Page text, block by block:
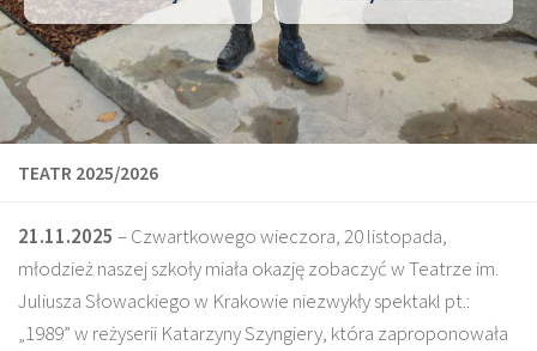
TEATR 2025/2026
21.11.2025 – Czwartkowego wieczora, 20 listopada,
młodzież naszej szkoły miała okazję zobaczyć w Teatrze im.
Juliusza Słowackiego w Krakowie niezwykły spektakl pt.:
„1989” w reżyserii Katarzyny Szyngiery, która zaproponowała